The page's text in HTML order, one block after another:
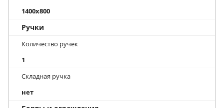
1400x800
Ручки
Количество ручек
1
Складная ручка
нет